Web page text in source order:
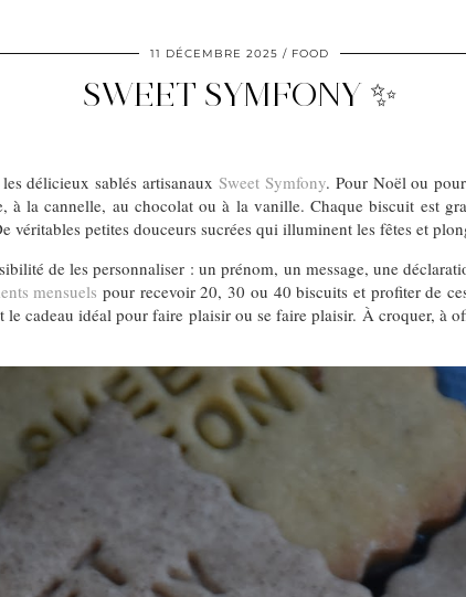
11 DÉCEMBRE 2025 FOOD
SWEET SYMFONY ✨
délicieux sablés artisanaux Sweet Symfony. Pour Noël ou
à la cannelle, au chocolat ou à la vanille. Chaque biscuit est
petites douceurs sucrées qui illuminent les fêtes et
de les personnaliser : un prénom, un message, une
mensuels pour recevoir 20, 30 ou 40 biscuits et profiter de
le cadeau idéal pour faire plaisir ou se faire plaisir. À croquer, à